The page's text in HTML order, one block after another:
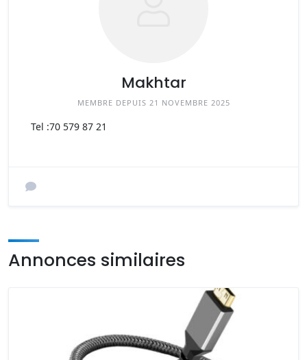
Makhtar
MEMBRE DEPUIS 21 NOVEMBRE 2025
Tel :70 579 87 21
Annonces similaires